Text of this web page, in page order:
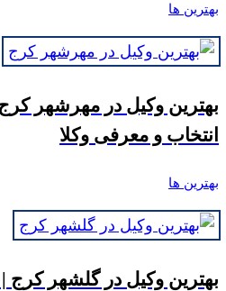
بهترین ها
بهترین وکیل در مهرشهر
انتخاب و معرفی وکلا
بهترین ها
بهترین وکیل در گلشهر کرج